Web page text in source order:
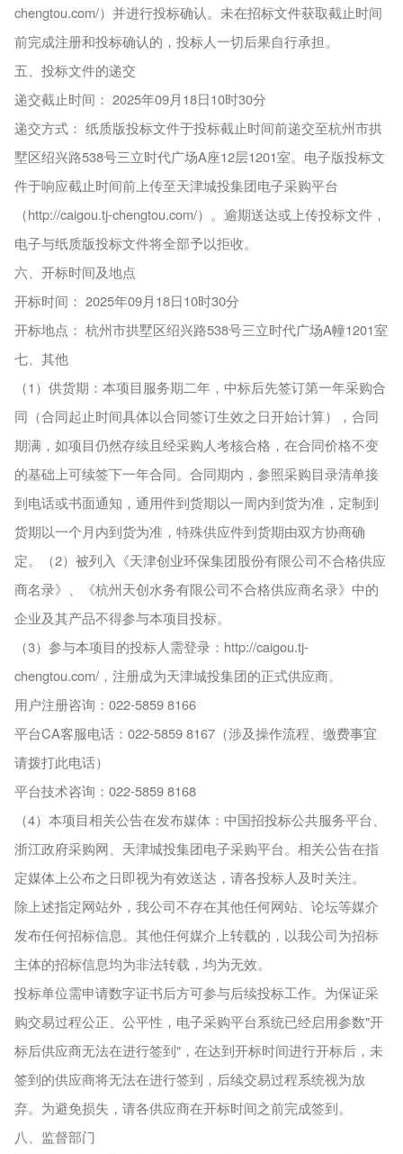
chengtou.com/）并进行投标确认。未在招标文件获取截止时间
前完成注册和投标确认的，投标人一切后果自行承担。
五、投标文件的递交
递交截止时间： 2025年09月18日10时30分
递交方式： 纸质版投标文件于投标截止时间前递交至杭州市拱
墅区绍兴路538号三立时代广场A座12层1201室。电子版投标文
件于响应截止时间前上传至天津城投集团电子采购平台
（http://caigou.tj-chengtou.com/）。逾期送达或上传投标文件，
电子与纸质版投标文件将全部予以拒收。
六、开标时间及地点
开标时间： 2025年09月18日10时30分
开标地点： 杭州市拱墅区绍兴路538号三立时代广场A幢1201室
七、其他
（1）供货期：本项目服务期二年，中标后先签订第一年采购合
同（合同起止时间具体以合同签订生效之日开始计算），合同
期满，如项目仍然存续且经采购人考核合格，在合同价格不变
的基础上可续签下一年合同。合同期内，参照采购目录清单接
到电话或书面通知，通用件到货期以一周内到货为准，定制到
货期以一个月内到货为准，特殊供应件到货期由双方协商确
定。（2）被列入《天津创业环保集团股份有限公司不合格供应
商名录》、《杭州天创水务有限公司不合格供应商名录》中的
企业及其产品不得参与本项目投标。
（3）参与本项目的投标人需登录：http://caigou.tj-
chengtou.com/，注册成为天津城投集团的正式供应商。
用户注册咨询：022-5859 8166
平台CA客服电话：022-5859 8167（涉及操作流程、缴费事宜
请拨打此电话）
平台技术咨询：022-5859 8168
（4）本项目相关公告在发布媒体：中国招投标公共服务平台、
浙江政府采购网、天津城投集团电子采购平台。相关公告在指
定媒体上公布之日即视为有效送达，请各投标人及时关注。
除上述指定网站外，我公司不存在其他任何网站、论坛等媒介
发布任何招标信息。其他任何媒介上转载的，以我公司为招标
主体的招标信息均为非法转载，均为无效。
投标单位需申请数字证书后方可参与后续投标工作。为保证采
购交易过程公正、公平性，电子采购平台系统已经启用参数"开
标后供应商无法在进行签到"，在达到开标时间进行开标后，未
签到的供应商将无法在进行签到，后续交易过程系统视为放
弃。为避免损失，请各供应商在开标时间之前完成签到。
八、监督部门